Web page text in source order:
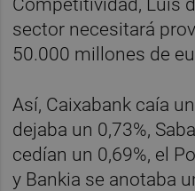
Competitividad, Luis
sector necesitará
50.000 millones de
Así, Caixabank caía
dejaba un 0,73%,
cedían un 0,69%, el
y Bankia se anotaba